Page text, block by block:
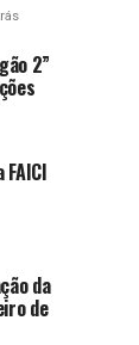
2”
da
de